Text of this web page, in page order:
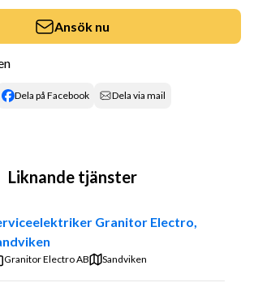
Ansök nu
Dela på Facebook Dela via mail
Liknande tjänster
Granitor Electro,
Granitor Electro AB Sandviken